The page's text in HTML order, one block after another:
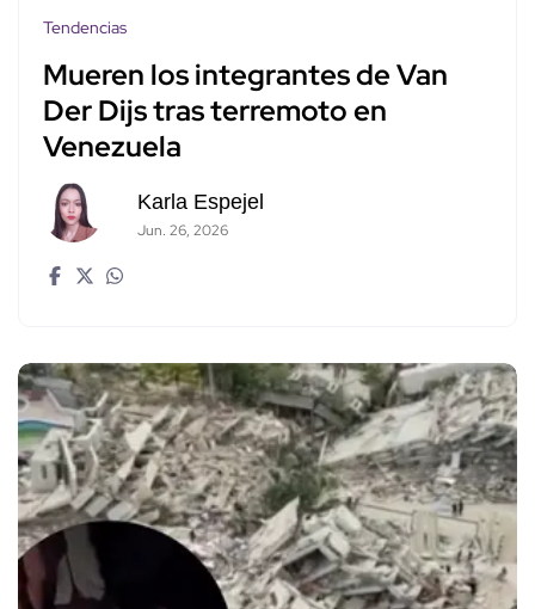
Tendencias
Mueren los integrantes de Van
Der Dijs tras terremoto en
Venezuela
Karla Espejel
Jun. 26, 2026